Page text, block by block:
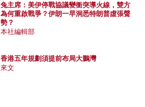
兔主席：美伊停戰協議變衝突導火線，雙方
為何重啟戰爭？伊朗一早洞悉特朗普虛張聲
勢？
本社編輯部
香港五年規劃須提前布局大鵬灣
來文